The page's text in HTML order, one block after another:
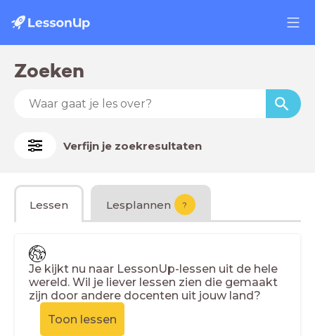
Zoeken
Verfijn je zoekresultaten
Lessen Lesplannen ?
Je kijkt nu naar LessonUp-lessen uit de hele
wereld. Wil je liever lessen zien die gemaakt
zijn door andere docenten uit jouw land?
Toon lessen